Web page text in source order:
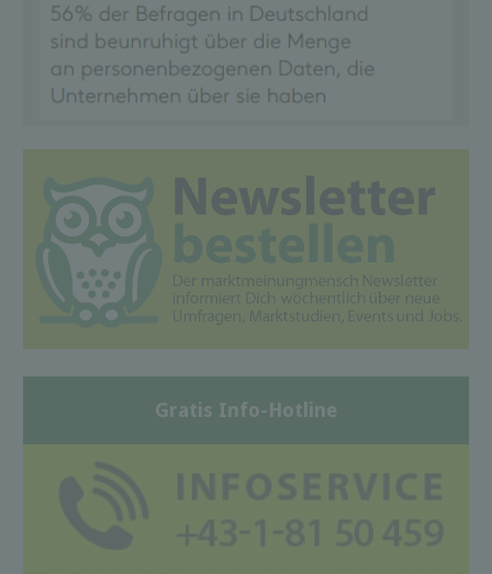
Gratis Info-Hotline